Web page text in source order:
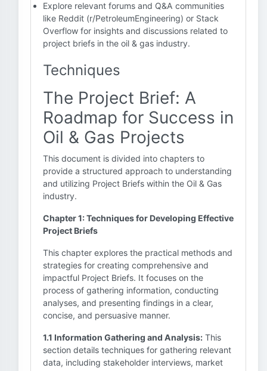
Explore relevant forums and Q&A communities
like Reddit (r/PetroleumEngineering) or Stack
Overflow for insights and discussions related to
project briefs in the oil & gas industry.
Techniques
The Project Brief: A
Roadmap for Success in
Oil & Gas Projects
This document is divided into chapters to
provide a structured approach to understanding
and utilizing Project Briefs within the Oil & Gas
industry.
Chapter 1: Techniques for Developing Effective
Project Briefs
This chapter explores the practical methods and
strategies for creating comprehensive and
impactful Project Briefs. It focuses on the
process of gathering information, conducting
analyses, and presenting findings in a clear,
concise, and persuasive manner.
1.1 Information Gathering and Analysis: This
section details techniques for gathering relevant
data, including stakeholder interviews, market